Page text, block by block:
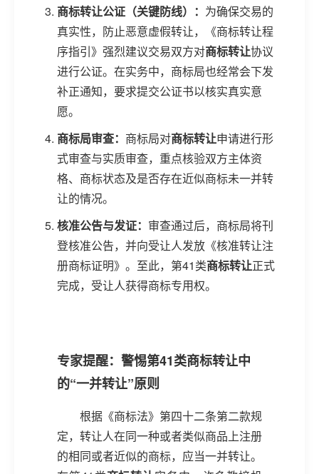
商标转让公证（关键防线）： 为确保交易的
真实性，防止恶意虚假转让，《商标转让程
序指引》强烈建议交易双方对商标转让协议
进行公证。在实务中，商标局也经常会下发
补正通知，要求提交公证书以核实真实意
愿。
商标局审查： 商标局对商标转让申请进行形
式审查与实质审查，重点核验双方主体资
格、商标状态及是否存在近似商标未一并转
让的情况。
核准公告与发证： 审查通过后，商标局将刊
登核准公告，并向受让人发放《核准转让注
册商标证明》。至此，第41类商标转让正式
完成，受让人获得商标专用权。
专家提醒：警惕第41类商标转让中
的“一并转让”原则
根据《商标法》第四十二条第二款规
定，转让人在同一种或者类似商品上注册
的相同或者近似的商标，应当一并转让。